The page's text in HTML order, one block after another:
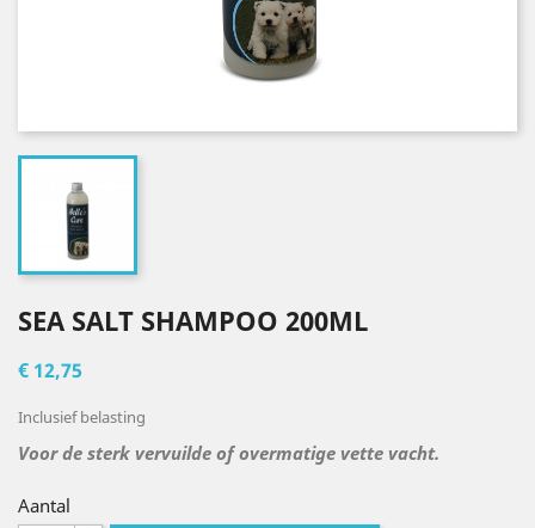
SEA SALT SHAMPOO 200ML
€ 12,75
Inclusief belasting
Voor de sterk vervuilde of overmatige vette vacht.
Aantal